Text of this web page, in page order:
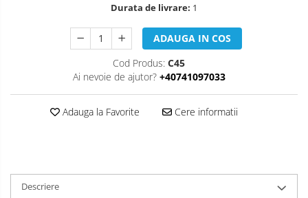
Neintelegerilor / Disputelor
Servicii & Relationarea cu Clientii
Time Management / Planificare /
Organizare
Durata de livrare: 1
ADAUGA IN COS
Cod Produs: C45
Ai nevoie de ajutor? +40741097033
Adauga la Favorite Cere informatii
Descriere